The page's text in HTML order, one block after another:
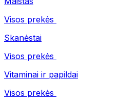
Visos prekės
Skanėstai
Visos prekės
Vitaminai ir papildai
Visos prekės